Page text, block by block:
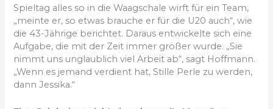
Spieltag alles so in die Waagschale wirft für ein Team,
„meinte er, so etwas brauche er für die U20 auch“, wie
die 43-Jährige berichtet. Daraus entwickelte sich eine
Aufgabe, die mit der Zeit immer größer wurde. „Sie
nimmt uns unglaublich viel Arbeit ab“, sagt Hoffmann.
„Wenn es jemand verdient hat, Stille Perle zu werden,
dann Jessika.“